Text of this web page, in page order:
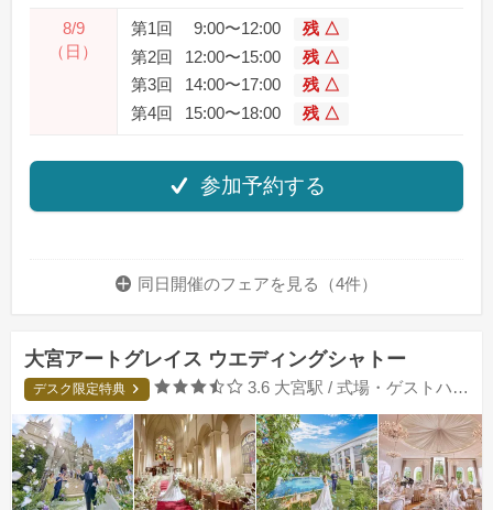
8/9
（日）
第1回 9:00〜12:00
残 △
第2回
12:00〜15:00
残 △
第3回
14:00〜17:00
残 △
第4回
15:00〜18:00 残 △
参加予約する
同日開催のフェアを 見る（4件）
大宮アートグレイス ウエディングシャトー
デスク限定特典 口コミ評価
3.6 大宮駅 / 式場・ゲストハウス